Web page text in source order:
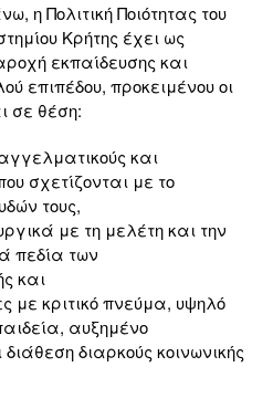
Πολιτική Ποιότητας του
Κρήτης έχει ως
εκπαίδευσης και
επιπέδου, προκειμένου οι
σε θέση:
και
σχετίζονται με το
τους,
με τη μελέτη και την
πεδία των
και
με κριτικό πνεύμα, υψηλό
αυξημένο
διαρκούς κοινωνικής